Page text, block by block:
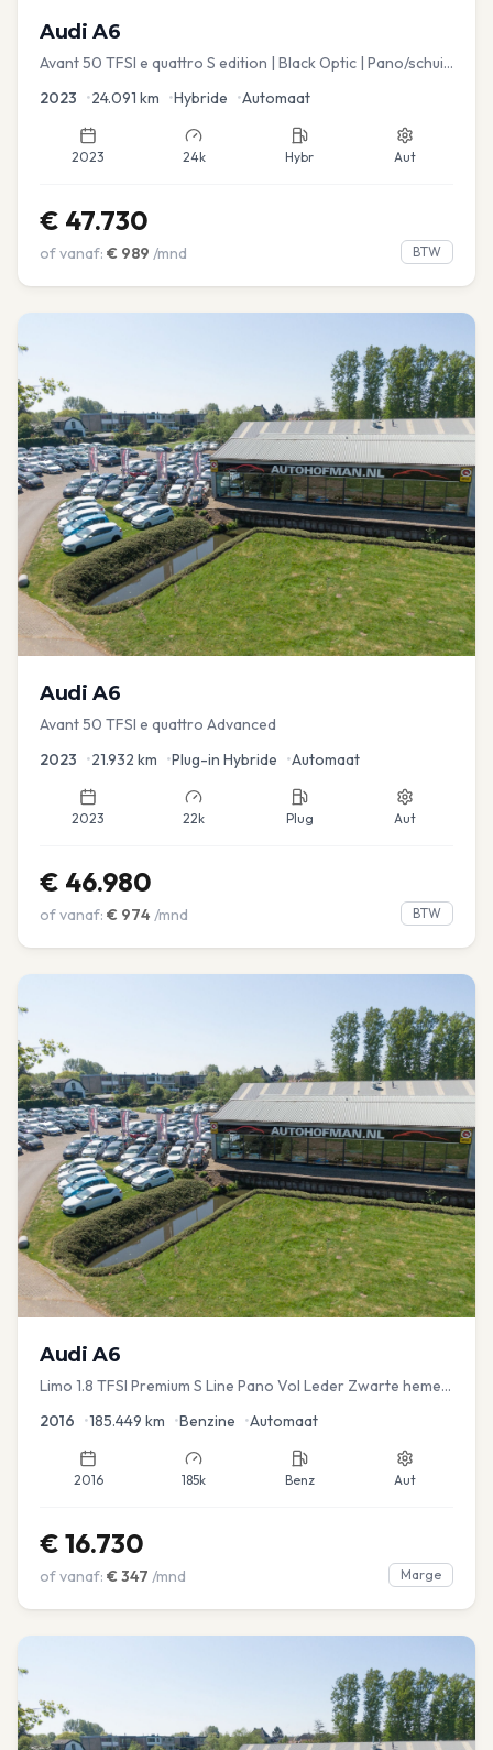
Audi A6
Avant 50 TFSI e quattro S edition | Black Optic | Pano/schuif
2023 •24.091 km •Hybride •Automaat
2023 24k Hybr Aut
€ 47.730
of vanaf: € 989 /mnd BTW
Audi A6
Avant 50 TFSI e quattro Advanced
2023 •21.932 km •Plug-in Hybride •Automaat
2023 22k Plug Aut
€ 46.980
of vanaf: € 974 /mnd BTW
Audi A6
Limo 1.8 TFSI Premium S Line Pano Vol Leder Zwarte hemel
2016 •185.449 km •Benzine •Automaat
2016 185k Benz Aut
€ 16.730
of vanaf: € 347 /mnd Marge